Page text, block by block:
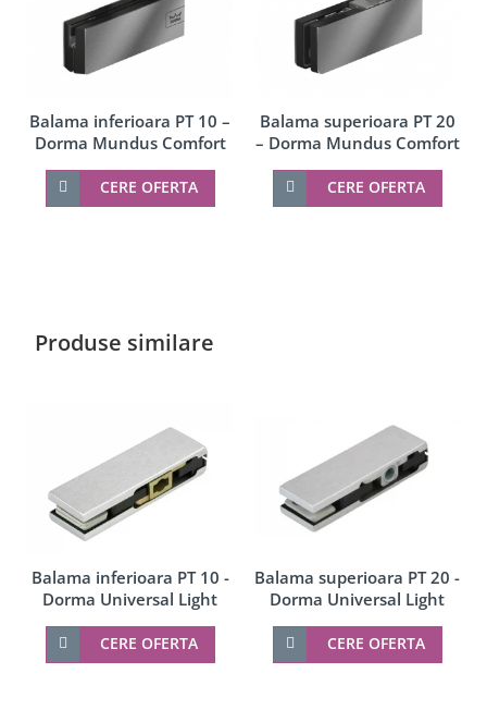
Balama inferioara PT 10 –
Dorma Mundus Comfort
CERE OFERTA
Balama superioara PT 20
– Dorma Mundus Comfort
CERE OFERTA
Produse similare
Balama inferioara PT 10 -
Dorma Universal Light
CERE OFERTA
Balama superioara PT 20 -
Dorma Universal Light
CERE OFERTA